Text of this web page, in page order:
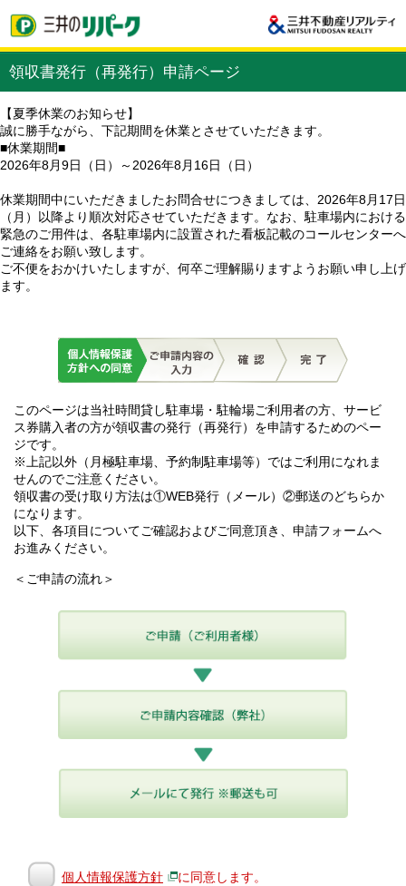
領収書発行（再発行）申請ページ
【夏季休業のお知らせ】
誠に勝手ながら、下記期間を休業とさせていただきます。
■休業期間■
2026年8月9日（日）～2026年8月16日（日）
休業期間中にいただきましたお問合せにつきましては、2026年8月17日
（月）以降より順次対応させていただきます。なお、駐車場内における
緊急のご用件は、各駐車場内に設置された看板記載のコールセンターへ
ご連絡をお願い致します。
ご不便をおかけいたしますが、何卒ご理解賜りますようお願い申し上げ
ます。
このページは当社時間貸し駐車場・駐輪場ご利用者の方、サービ
ス券購入者の方が領収書の発行（再発行）を申請するためのペー
ジです。
※上記以外（月極駐車場、予約制駐車場等）ではご利用になれま
せんのでご注意ください。
領収書の受け取り方法は①WEB発行（メール）②郵送のどちらか
になります。
以下、各項目についてご確認およびご同意頂き、申請フォームへ
お進みください。
＜ご申請の流れ＞
個人情報保護方針 に同意します。